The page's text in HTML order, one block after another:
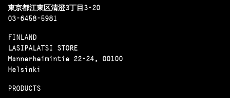
東京都江東区清澄3丁目3-20
03-6458-5981
FINLAND
LASIPALATSI STORE
Mannerheimintie 22-24, 00100
Helsinki
PRODUCTS